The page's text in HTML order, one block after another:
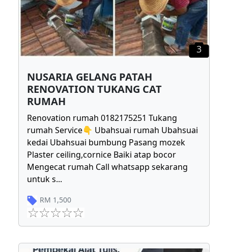
3
NUSARIA GELANG PATAH
RENOVATION TUKANG CAT
RUMAH
Renovation rumah 0182175251 Tukang
rumah Service👇 Ubahsuai rumah Ubahsuai
kedai Ubahsuai bumbung Pasang mozek
Plaster ceiling,cornice Baiki atap bocor
Mengecat rumah Call whatsapp sekarang
untuk s...
RM 1,500